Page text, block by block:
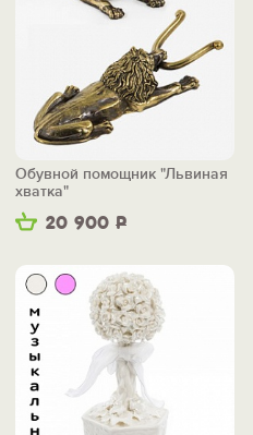
20 900 Р
Обувной помощник "Львиная
хватка"